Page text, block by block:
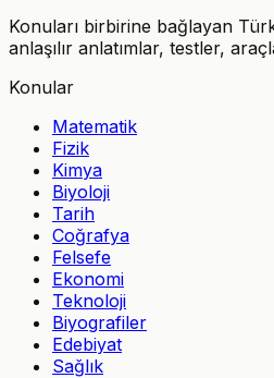
Konuları birbirine bağlayan
anlaşılır anlatımlar, testler,
Konular
Matematik
Fizik
Kimya
Biyoloji
Tarih
Coğrafya
Felsefe
Ekonomi
Teknoloji
Biyografiler
Edebiyat
Sağlık